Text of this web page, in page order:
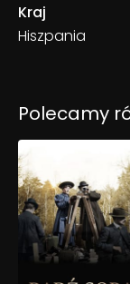
Kraj
Hiszpania
Polecamy